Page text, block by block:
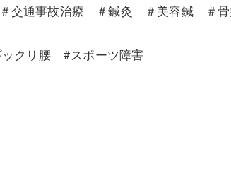
通事故治療 ＃鍼灸 ＃美容鍼 ＃
クリ腰 #スポーツ障害